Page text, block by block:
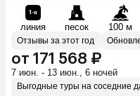
линия песок 100 м
Отзывы за этот год
от 171 568 ₽
7 июн. - 13 июн., 6 ночей
Выгодные туры на соседние